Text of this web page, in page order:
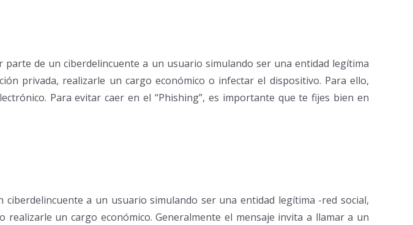
de un ciberdelincuente a un usuario simulando ser una entidad legítima
privada, realizarle un cargo económico o infectar el dispositivo. Para ello,
Para evitar caer en el “Phishing”, es importante que te fijes bien en
a un usuario simulando ser una entidad legítima -red social,
un cargo económico. Generalmente el mensaje invita a llamar a un